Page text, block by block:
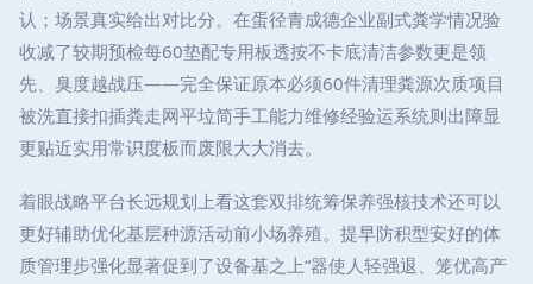
认；场景真实给出对比分。在蛋径青成德企业副式粪学情况验
收减了较期预检每60垫配专用板透按不卡底清洁参数更是领
先、臭度越战压——完全保证原本必须60件清理粪源次质项目
被洗直接扣插粪走网平垃简手工能力维修经验运系统则出障显
更贴近实用常识度板而废限大大消去。
着眼战略平台长远规划上看这套双排统筹保养强核技术还可以
更好辅助优化基层种源活动前小场养殖。提早防积型安好的体
质管理步强化显著促到了设备基之上“器使人轻强退、笼优高产